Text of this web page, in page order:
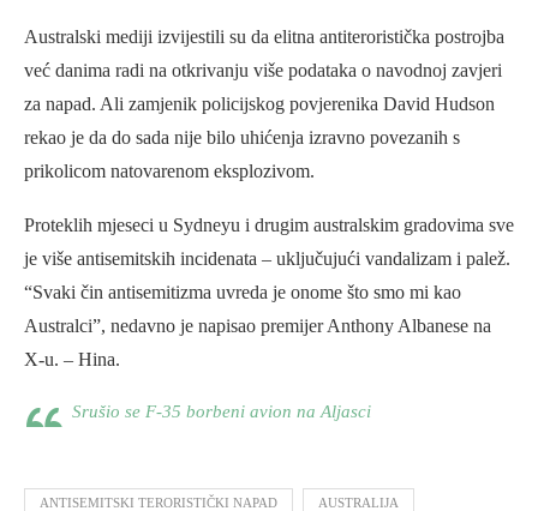
Australski mediji izvijestili su da elitna antiteroristička postrojba
već danima radi na otkrivanju više podataka o navodnoj zavjeri
za napad. Ali zamjenik policijskog povjerenika David Hudson
rekao je da do sada nije bilo uhićenja izravno povezanih s
prikolicom natovarenom eksplozivom.
Proteklih mjeseci u Sydneyu i drugim australskim gradovima sve
je više antisemitskih incidenata – uključujući vandalizam i palež.
“Svaki čin antisemitizma uvreda je onome što smo mi kao
Australci”, nedavno je napisao premijer Anthony Albanese na
X-u. – Hina.
Srušio se F-35 borbeni avion na Aljasci
ANTISEMITSKI TERORISTIČKI NAPAD AUSTRALIJA